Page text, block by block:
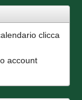
clicca
account